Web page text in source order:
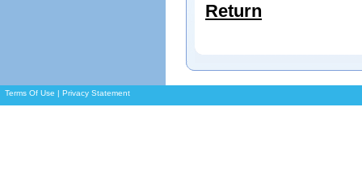
Return
Terms Of Use | Privacy Statement